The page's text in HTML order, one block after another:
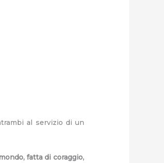
al servizio di un
fatta di coraggio,